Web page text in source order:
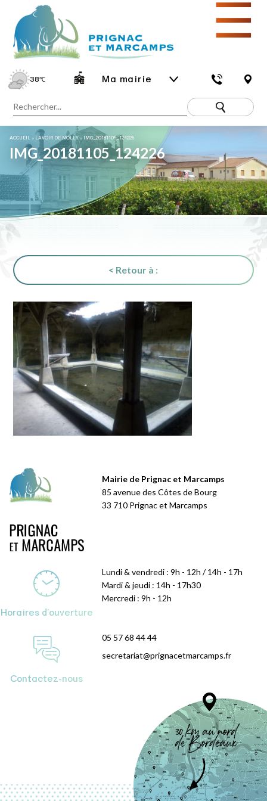
38℃ Ma mairie
☰
ACCUEIL » LAVOIR DE NOLLY» IMG_20181105_124226
IMG_20181105_124226
< Retour à :
Mairie de Prignac et Marcamps
85 avenue des Côtes de Bourg
33 710 Prignac et Marcamps
Horaires d'ouverture
Lundi & vendredi : 9h - 12h / 14h - 17h
Mardi & jeudi : 14h - 17h30
Mercredi : 9h - 12h
Contactez-nous
05 57 68 44 44
secretariat@prignacetmarcamps.fr